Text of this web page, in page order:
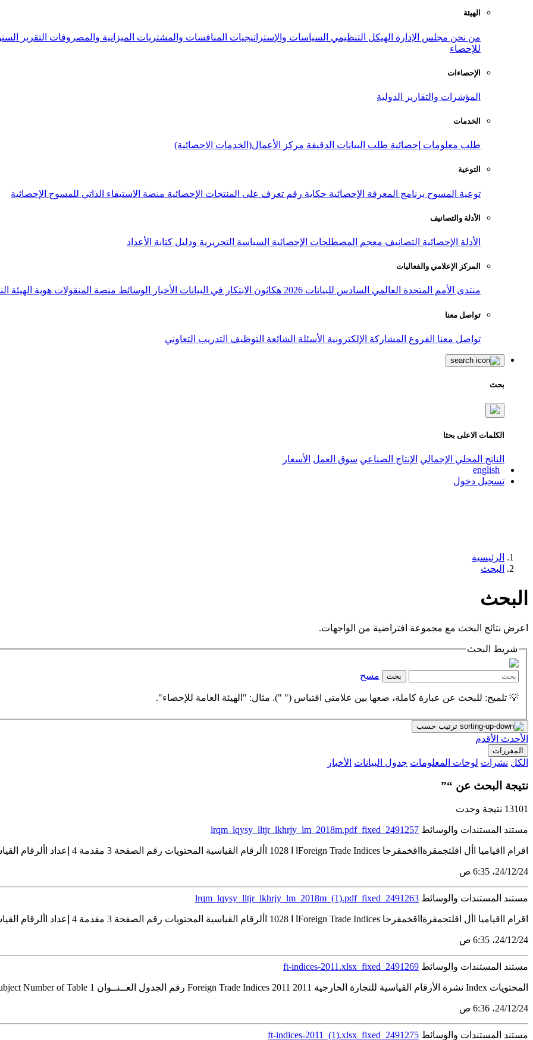
الهيئة
من نحن مجلس الإدارة الهيكل التنظيمي السياسات والإستراتيجيات المنافسات والمشتريات الميزانية والمصروفات التقرير
للإحصاء
الإحصاءات
المؤشرات والتقارير الدولية
الخدمات
طلب معلومات إحصائية طلب البيانات الدقيقة مركز الأعمال(الخدمات الاحصائية)
التوعية
توعية المسوح برنامج المعرفة الإحصائية حكاية رقم تعرف على المنتجات الإحصائية منصة الاستيفاء الذاتي للمسوح الإحصائية
الأدلة والتصانيف
الأدلة الإحصائية التصانيف معجم المصطلحات الإحصائية السياسة التحريرية ودليل كتابة الأعداد
المركز الإعلامي والفعاليات
منتدى الأمم المتحدة العالمي السادس للبيانات 2026 هكاثون الابتكار في البيانات الأخبار الوسائط منصة المنقولات هوية الهيئة
تواصل معنا
تواصل معنا الفروع المشاركة الإلكترونية الأسئلة الشائعة التوظيف التدريب التعاوني
بحث
الكلمات الاعلى بحثا
الناتج المحلي الإجمالي الإنتاج الصناعي سوق العمل الأسعار
english
تسجيل دخول
الرئيسية
البحث
البحث
اعرض نتائج البحث مع مجموعة افتراضية من الواجهات.
شريط البحث
بحث مسح
💡 تلميح: للبحث عن عبارة كاملة، ضعها بين علامتي اقتباس (" "). مثال: "الهيئة العامة للإحصاء".
ترتيب حسب
الأحدث الأقدم
المفرزات
الكل نشرات لوحات المعلومات جدول البيانات الأخبار
نتيجة البحث عن “”
13101 نتيجة وجدت
مستند المستندات والوسائط lrqm_lqysy_lltjr_lkhrjy_lm_2018m.pdf_fixed_2491257
اقرام ااقياميا األ اقلتجمقرةااقخمقرجا Foreign Trade Indicesا ا 1028 األرقام القياسية المحتويات رقم الصفحة 3 مقدمة 4 إعداد األرقام القياسية منهجية -أوال 6 تحليلي للنتائج...
24‏/12‏/24، 6:35 ص
مستند المستندات والوسائط lrqm_lqysy_lltjr_lkhrjy_lm_2018m_(1).pdf_fixed_2491263
اقرام ااقياميا األ اقلتجمقرةااقخمقرجا Foreign Trade Indicesا ا 1028 األرقام القياسية المحتويات رقم الصفحة 3 مقدمة 4 إعداد األرقام القياسية منهجية -أوال 6 تحليلي للنتائج...
24‏/12‏/24، 6:35 ص
مستند المستندات والوسائط ft-indices-2011.xlsx_fixed_2491269
المحتويات Index نشرة الأرقام القياسية للتجارة الخارجية 2011 Foreign Trade Indices 2011 رقم الجدول العــنــوان Subject Number of Table 1 الأرقام القياسية للواردات للسنوات 2006 - 2011 Imports...
24‏/12‏/24، 6:36 ص
مستند المستندات والوسائط ft-indices-2011_(1).xlsx_fixed_2491275